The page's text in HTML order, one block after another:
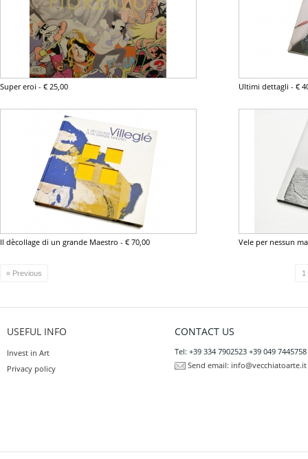
Super eroi - € 25,00 Ultimi dettagli - €
Il dècollage di un grande Maestro - € 70,00 Vele per nessun
« Previous 1
USEFUL INFO
Invest in Art
Privacy policy
CONTACT US
Tel: +39 334 7902523 +39 049 7445758
Send email: info@vecchiatoarte.it